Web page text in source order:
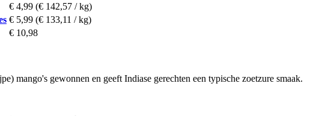
€ 4,99 (€ 142,57 / kg)
€ 5,99 (€ 133,11 / kg)
€ 10,98
mango's gewonnen en geeft Indiase gerechten een typische zoetzure smaak.